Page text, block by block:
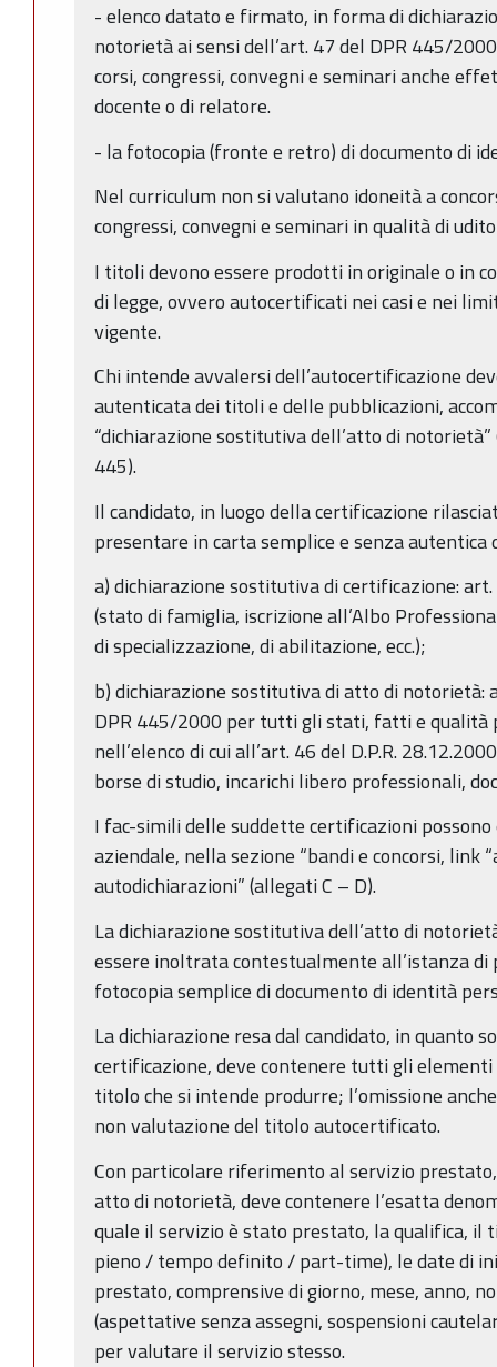
- elenco datato e firmato, in forma di
notorietà ai sensi dell’art. 47 del DPR 445/
corsi, congressi, convegni e seminari anche
docente o di relatore.
- la fotocopia (fronte e retro) di documento di
Nel curriculum non si valutano idoneità a
congressi, convegni e seminari in qualità di
I titoli devono essere prodotti in originale o in
di legge, ovvero autocertificati nei casi e nei
vigente.
Chi intende avvalersi dell’autocertificazione
autenticata dei titoli e delle pubblicazioni,
“dichiarazione sostitutiva dell’atto di notorietà”
445).
Il candidato, in luogo della certificazione
presentare in carta semplice e senza autentica
a) dichiarazione sostitutiva di certificazione: art.
(stato di famiglia, iscrizione all’Albo
di specializzazione, di abilitazione, ecc.);
b) dichiarazione sostitutiva di atto di notorietà:
DPR 445/2000 per tutti gli stati, fatti e qualità
nell’elenco di cui all’art. 46 del D.P.R.
borse di studio, incarichi libero professionali,
I fac-simili delle suddette certificazioni
aziendale, nella sezione “bandi e concorsi, link
autodichiarazioni” (allegati C – D).
La dichiarazione sostitutiva dell’atto di
essere inoltrata contestualmente all’istanza
fotocopia semplice di documento di identità
La dichiarazione resa dal candidato, in
certificazione, deve contenere tutti gli
titolo che si intende produrre; l’omissione
non valutazione del titolo autocertificato.
Con particolare riferimento al servizio
atto di notorietà, deve contenere l’esatta
quale il servizio è stato prestato, la qualifica, il
pieno / tempo definito / part-time), le date di
prestato, comprensive di giorno, mese, anno,
(aspettative senza assegni, sospensioni
per valutare il servizio stesso.